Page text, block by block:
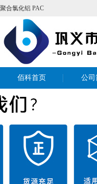
聚合氯化铝 PAC
佰科首页 公司